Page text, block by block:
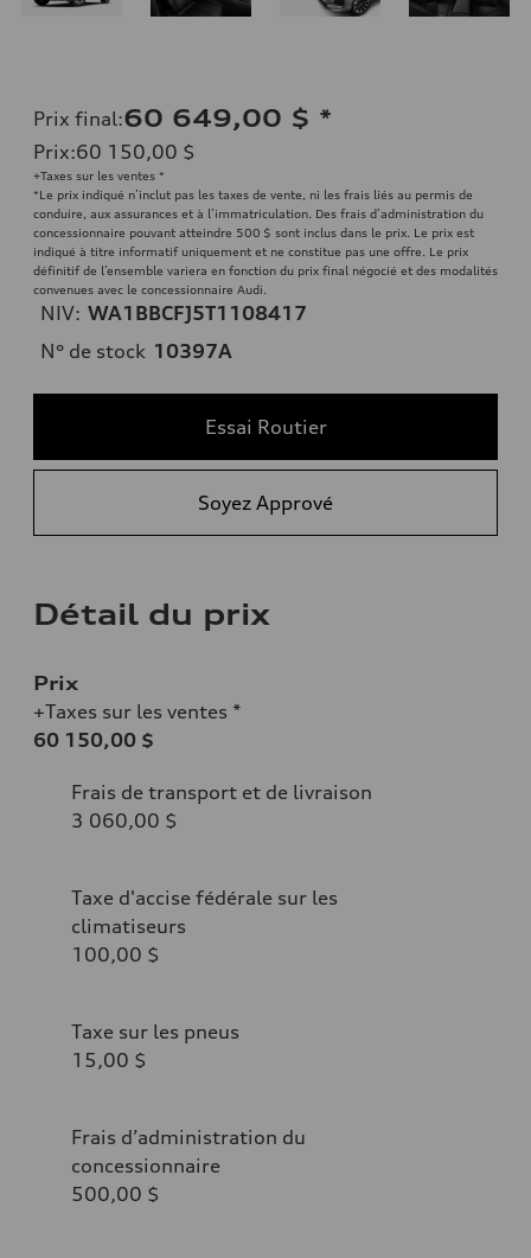
Prix final:60 649,00 $ *
Prix:60 150,00 $
+Taxes sur les ventes *
*Le prix indiqué n’inclut pas les taxes de vente, ni les frais liés au permis de
conduire, aux assurances et à l’immatriculation. Des frais d’administration du
concessionnaire pouvant atteindre 500 $ sont inclus dans le prix. Le prix est
indiqué à titre informatif uniquement et ne constitue pas une offre. Le prix
définitif de l’ensemble variera en fonction du prix final négocié et des modalités
convenues avec le concessionnaire Audi.
NIV: WA1BBCFJ5T1108417
N° de stock 10397A
Essai Routier
Soyez Apprové
Détail du prix
Prix
+Taxes sur les ventes *
60 150,00 $
Frais de transport et de livraison
3 060,00 $
Taxe d'accise fédérale sur les
climatiseurs
100,00 $
Taxe sur les pneus
15,00 $
Frais d’administration du
concessionnaire
500,00 $